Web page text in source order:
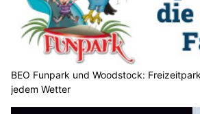
BEO Funpark und Woodstock:
jedem Wetter